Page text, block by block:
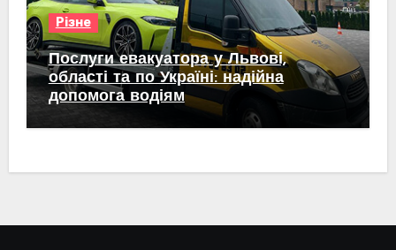
Різне
Послуги евакуатора у Львові,
області та по Україні: надійна
допомога водіям